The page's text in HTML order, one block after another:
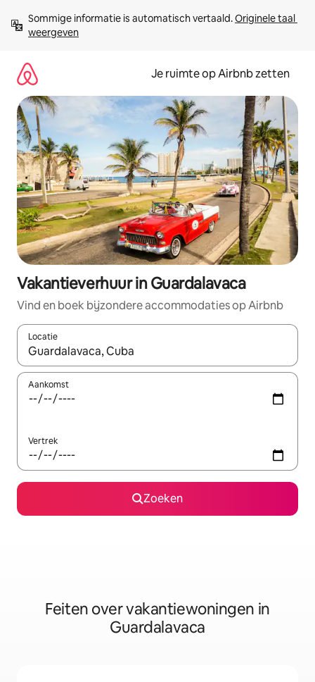
direct
naar
Sommige informatie is automatisch vertaald. Originele taal
weergeven
Je ruimte op Airbnb zetten
Vakantieverhuur in Guardalavaca
Vind en boek bijzondere accommodaties op Airbnb
Locatie
Wanneer er suggesties beschikbaar zijn, maak je een keuze
Aankomst
Vertrek
Zoeken
Feiten over vakantiewoningen in
Guardalavaca